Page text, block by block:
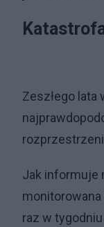
Zeszłego lata
Jak informuje
raz w